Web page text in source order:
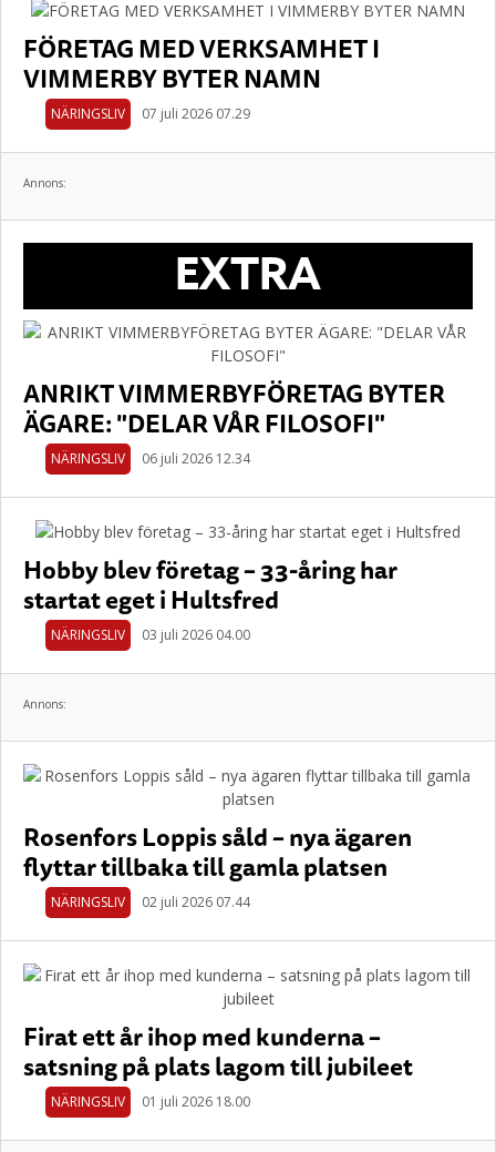
FÖRETAG MED VERKSAMHET I
VIMMERBY BYTER NAMN
NÄRINGSLIV 07 juli 2026 07.29
Annons:
EXTRA
ANRIKT VIMMERBYFÖRETAG BYTER
ÄGARE: "DELAR VÅR FILOSOFI"
NÄRINGSLIV 06 juli 2026 12.34
Hobby blev företag – 33-åring har
startat eget i Hultsfred
NÄRINGSLIV 03 juli 2026 04.00
Annons:
Rosenfors Loppis såld – nya ägaren
flyttar tillbaka till gamla platsen
NÄRINGSLIV 02 juli 2026 07.44
Firat ett år ihop med kunderna –
satsning på plats lagom till jubileet
NÄRINGSLIV 01 juli 2026 18.00